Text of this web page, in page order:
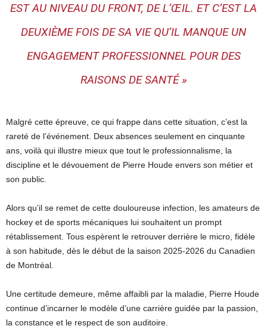
EST AU NIVEAU DU FRONT, DE L’ŒIL. ET C’EST LA
DEUXIÈME FOIS DE SA VIE QU’IL MANQUE UN
ENGAGEMENT PROFESSIONNEL POUR DES
RAISONS DE SANTÉ »
Malgré cette épreuve, ce qui frappe dans cette situation, c’est la
rareté de l’événement. Deux absences seulement en cinquante
ans, voilà qui illustre mieux que tout le professionnalisme, la
discipline et le dévouement de Pierre Houde envers son métier et
son public.
Alors qu’il se remet de cette douloureuse infection, les amateurs de
hockey et de sports mécaniques lui souhaitent un prompt
rétablissement. Tous espèrent le retrouver derrière le micro, fidèle
à son habitude, dès le début de la saison 2025-2026 du Canadien
de Montréal.
Une certitude demeure, même affaibli par la maladie, Pierre Houde
continue d’incarner le modèle d’une carrière guidée par la passion,
la constance et le respect de son auditoire.